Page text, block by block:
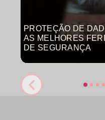
PROTEÇÃO DE
AS MELHORES
DE SEGURANÇA